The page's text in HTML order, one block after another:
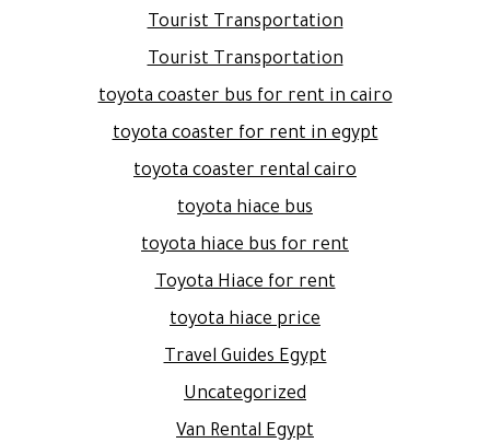
Tourist Transportation
Tourist Transportation
toyota coaster bus for rent in cairo
toyota coaster for rent in egypt
toyota coaster rental cairo
toyota hiace bus
toyota hiace bus for rent
Toyota Hiace for rent
toyota hiace price
Travel Guides Egypt
Uncategorized
Van Rental Egypt